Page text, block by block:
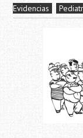
Evidencias